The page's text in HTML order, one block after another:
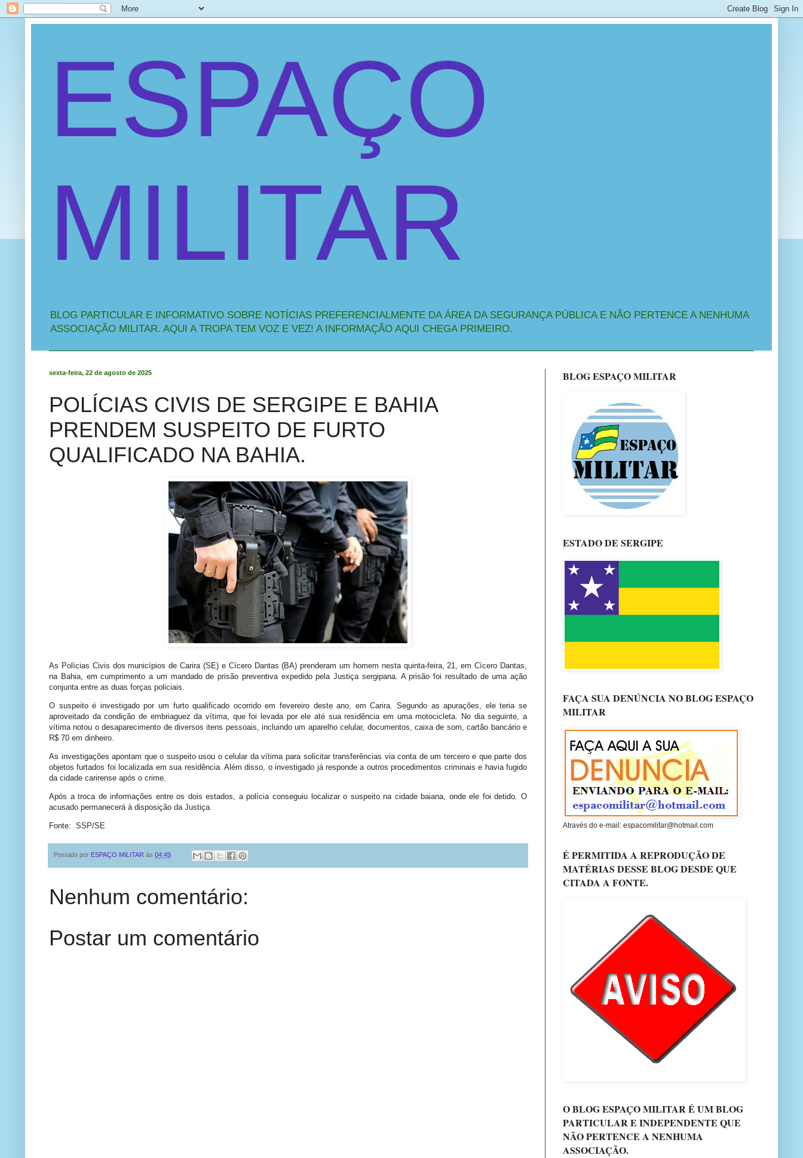
ESPAÇO
MILITAR
BLOG PARTICULAR E INFORMATIVO SOBRE NOTÍCIAS PREFERENCIALMENTE DA ÁREA DA SEGURANÇA PÚBLICA E NÃO PERTENCE A NENHUMA
ASSOCIAÇÃO MILITAR. AQUI A TROPA TEM VOZ E VEZ! A INFORMAÇÃO AQUI CHEGA PRIMEIRO.
sexta-feira, 22 de agosto de 2025
POLÍCIAS CIVIS DE SERGIPE E BAHIA
PRENDEM SUSPEITO DE FURTO
QUALIFICADO NA BAHIA.
As Polícias Civis dos municípios de Carira (SE) e Cícero Dantas (BA) prenderam um homem nesta quinta-feira, 21, em Cícero Dantas,
na Bahia, em cumprimento a um mandado de prisão preventiva expedido pela Justiça sergipana. A prisão foi resultado de uma ação
conjunta entre as duas forças policiais.
O suspeito é investigado por um furto qualificado ocorrido em fevereiro deste ano, em Carira. Segundo as apurações, ele teria se
aproveitado da condição de embriaguez da vítima, que foi levada por ele até sua residência em uma motocicleta. No dia seguinte, a
vítima notou o desaparecimento de diversos itens pessoais, incluindo um aparelho celular, documentos, caixa de som, cartão bancário e
R$ 70 em dinheiro.
As investigações apontam que o suspeito usou o celular da vítima para solicitar transferências via conta de um terceiro e que parte dos
objetos furtados foi localizada em sua residência. Além disso, o investigado já responde a outros procedimentos criminais e havia fugido
da cidade carirense após o crime.
Após a troca de informações entre os dois estados, a polícia conseguiu localizar o suspeito na cidade baiana, onde ele foi detido. O
acusado permanecerá à disposição da Justiça.
Fonte: SSP/SE
Postado por ESPAÇO MILITAR às 04:49
Nenhum comentário:
Postar um comentário
BLOG ESPAÇO MILITAR
ESTADO DE SERGIPE
FAÇA SUA DENÚNCIA NO BLOG ESPAÇO
MILITAR
Através do e-mail: espacomilitar@hotmail.com
É PERMITIDA A REPRODUÇÃO DE
MATÉRIAS DESSE BLOG DESDE QUE
CITADA A FONTE.
O BLOG ESPAÇO MILITAR É UM BLOG
PARTICULAR E INDEPENDENTE QUE
NÃO PERTENCE A NENHUMA
ASSOCIAÇÃO.